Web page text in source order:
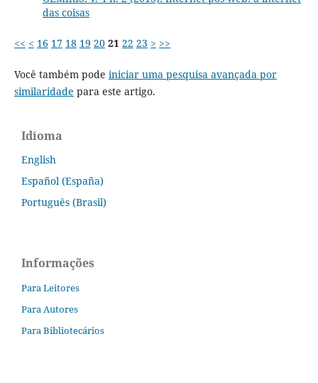
das coisas
<< < 16 17 18 19 20 21 22 23 > >>
Você também pode iniciar uma pesquisa avançada por
similaridade para este artigo.
Idioma
English
Español (España)
Português (Brasil)
Informações
Para Leitores
Para Autores
Para Bibliotecários